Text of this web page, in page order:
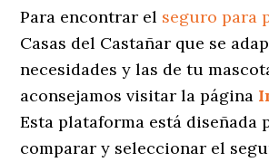
Para encontrar el seguro para
Casas del Castañar que se
necesidades y las de tu
aconsejamos visitar la página
Esta plataforma está diseñada
comparar y seleccionar el